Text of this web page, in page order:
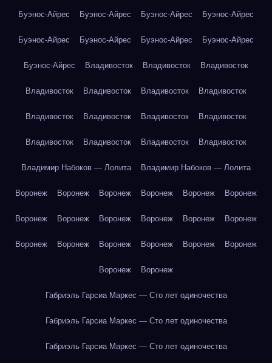
Буэнос-Айрес Буэнос-Айрес Буэнос-Айрес Буэнос-Айрес
Буэнос-Айрес Буэнос-Айрес Буэнос-Айрес Буэнос-Айрес
Буэнос-Айрес Владивосток Владивосток Владивосток
Владивосток Владивосток Владивосток Владивосток
Владивосток Владивосток Владивосток Владивосток
Владивосток Владивосток Владивосток Владивосток
Владимир Набоков — Лолита Владимир Набоков — Лолита
Воронеж Воронеж Воронеж Воронеж Воронеж Воронеж
Воронеж Воронеж Воронеж Воронеж Воронеж Воронеж
Воронеж Воронеж Воронеж Воронеж Воронеж Воронеж
Воронеж Воронеж
Габриэль Гарсиа Маркес — Сто лет одиночества
Габриэль Гарсиа Маркес — Сто лет одиночества
Габриэль Гарсиа Маркес — Сто лет одиночества